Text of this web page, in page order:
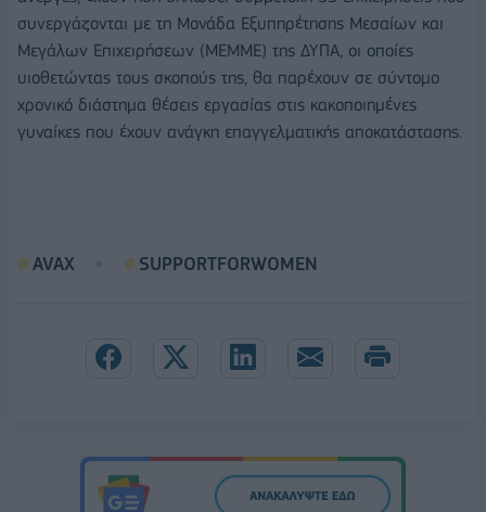
συνεργάζονται με τη Μονάδα Εξυπηρέτησης Μεσαίων και
Μεγάλων Επιχειρήσεων (ΜΕΜΜΕ) της ΔΥΠΑ, οι οποίες
υιοθετώντας τους σκοπούς της, θα παρέχουν σε σύντομο
χρονικό διάστημα θέσεις εργασίας στις κακοποιημένες
γυναίκες που έχουν ανάγκη επαγγελματικής αποκατάστασης.
AVAX SUPPORTFORWOMEN